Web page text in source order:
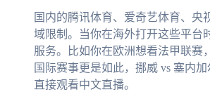
国内的腾讯体育、爱奇艺体育、
域限制。当你在海外打开这些平台
服务。比如你在欧洲想看法甲联赛
国际赛事更是如此，挪威 vs 塞内
直接观看中文直播。